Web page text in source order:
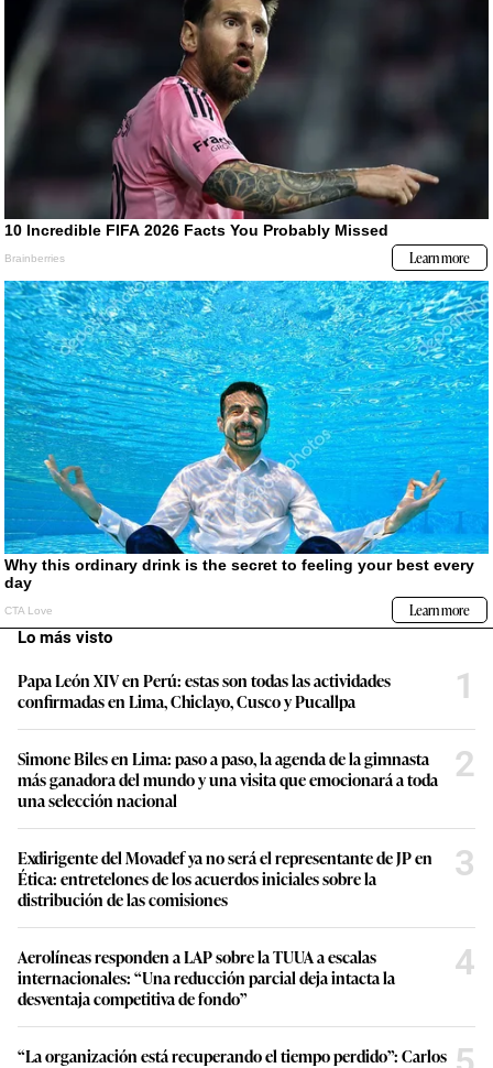
Lo más visto
Papa León XIV en Perú: estas son todas las actividades
confirmadas en Lima, Chiclayo, Cusco y Pucallpa
1
Simone Biles en Lima: paso a paso, la agenda de la gimnasta
más ganadora del mundo y una visita que emocionará a toda
una selección nacional
2
Exdirigente del Movadef ya no será el representante de JP en
Ética: entretelones de los acuerdos iniciales sobre la
distribución de las comisiones
3
Aerolíneas responden a LAP sobre la TUUA a escalas
internacionales: “Una reducción parcial deja intacta la
desventaja competitiva de fondo”
4
“La organización está recuperando el tiempo perdido”: Carlos